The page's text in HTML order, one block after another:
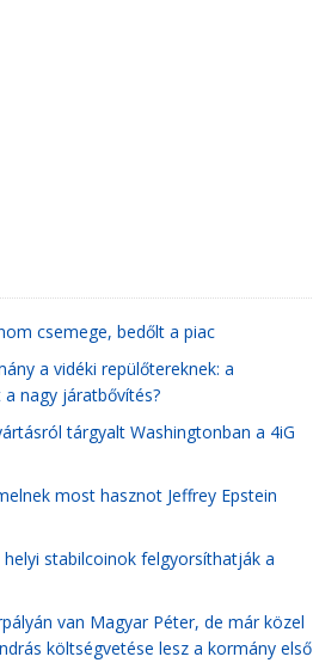
csemege, bedőlt a piac
a vidéki repülőtereknek: a
nagy járatbővítés?
tárgyalt Washingtonban a 4iG
most hasznot Jeffrey Epstein
stabilcoinok felgyorsíthatják a
van Magyar Péter, de már közel
költségvetése lesz a kormány első